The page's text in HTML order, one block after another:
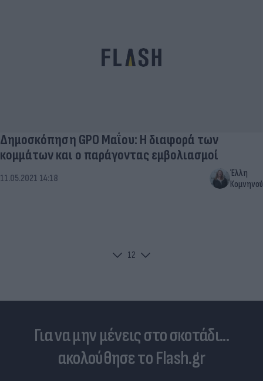
Δημοσκόπηση GPO Μαΐου: Η διαφορά των
κομμάτων και ο παράγοντας εμβολιασμοί
11.05.2021 14:18
Έλλη
Κομνηνού
12
Για να μην μένεις στο σκοτάδι...
ακολούθησε το Flash.gr